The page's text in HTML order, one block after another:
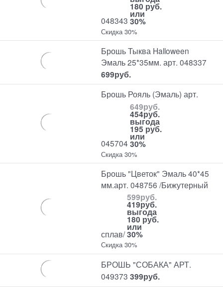
048343
180 руб.
или
30%
Скидка 30%
Брошь Тыква Halloween
Эмаль 25*35мм. арт. 048337
699руб.
Брошь Рояль (Эмаль) арт.
045704
649руб.
454руб.
выгода
195 руб.
или
30%
Скидка 30%
Брошь "Цветок" Эмаль 40*45
мм.арт. 048756 /Бижутерный
сплав/
599руб.
419руб.
выгода
180 руб.
или
30%
Скидка 30%
БРОШЬ "СОБАКА" АРТ.
049373 399руб.